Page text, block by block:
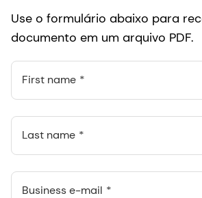
Use o formulário abaixo para
documento em um arquivo PDF.
First name
Last name
Business e-mail